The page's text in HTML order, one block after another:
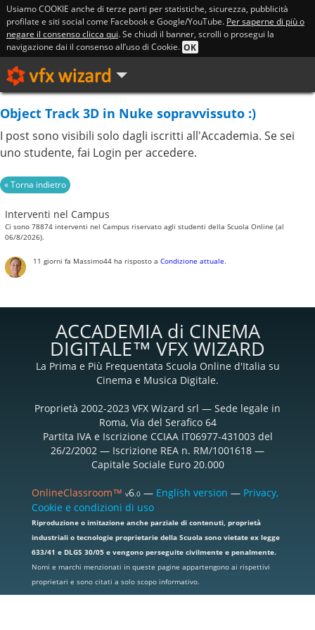
Usiamo COOKIE anche di terze parti per statistiche, sicurezza, pubblicità
profilate e siti social come Facebook e Google/YouTube. Per saperne di più o
negare il consenso clicca qui. Se chiudi il banner, scrolli o prosegui la
navigazione dai il consenso all’uso di Cookie. OK
Object Track 3D in Nuke sopravvissuto :)
I post sono visibili solo dagli iscritti all'Accademia. Se sei
uno studente, fai Login per accedere.
Interventi nel Campus
Ci sono 78874 interventi nel Campus riservato agli studenti della Scuola Online (al
06/8/2026).
11 giorni fa Massimo44ha risposto a Condizione attuale.
ACCADEMIA di CINEMA
DIGITALE™ VFX WIZARD
La Prima e Più Frequentata Scuola Online d'Italia su
Cinema e Musica Digitale.
Proprietà 2002-2023 VFX Wizard srl — Sede legale in
Roma, Via del Serafico 64
Partita IVA e Iscrizione CCIAA IT06977-431003 del
26/2/2002 — Iscrizione REA n. RM/1001618 —
Capitale Sociale Euro 20.000
OnlineClassroom™ v6.0— English version — Privacy,
Cookie e condizioni di uso
Riproduzione o imitazione anche parziale di contenuti, proprietà
industriali o tecnologie proprietarie della Scuola sono vietate ex legge
633/41 e DLGS 30/05 e vengono perseguite civilmente e penalmente.
Nomi e marchi menzionati in queste pagine appartengono ai rispettivi
proprietari e sono citati a solo scopo informativo.